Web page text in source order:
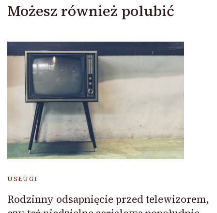
Możesz również polubić
USŁUGI
Rodzinny odsapnięcie przed telewizorem,